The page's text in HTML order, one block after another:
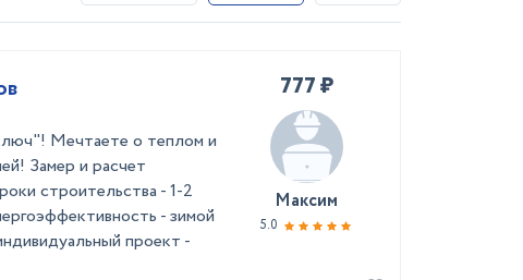
Мечтаете о теплом и
Замер и расчет
строительства - 1-2
- зимой
проект -
777 ₽
Максим
5.0